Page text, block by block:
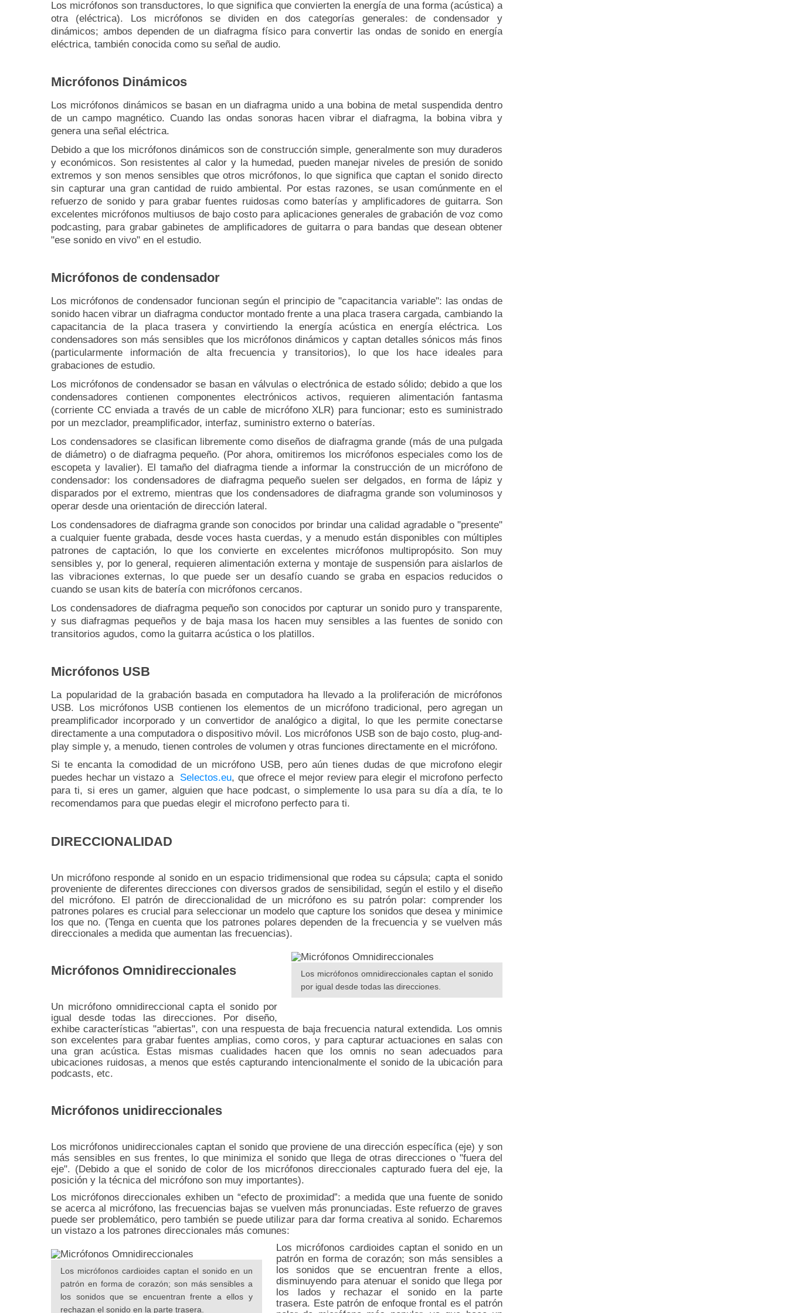
Los micrófonos son transductores, lo que significa que convierten la energía de una forma (acústica) a
otra (eléctrica). Los micrófonos se dividen en dos categorías generales: de condensador y
dinámicos; ambos dependen de un diafragma físico para convertir las ondas de sonido en energía
eléctrica, también conocida como su señal de audio.
Micrófonos Dinámicos
Los micrófonos dinámicos se basan en un diafragma unido a una bobina de metal suspendida dentro
de un campo magnético. Cuando las ondas sonoras hacen vibrar el diafragma, la bobina vibra y
genera una señal eléctrica.
Debido a que los micrófonos dinámicos son de construcción simple, generalmente son muy duraderos
y económicos. Son resistentes al calor y la humedad, pueden manejar niveles de presión de sonido
extremos y son menos sensibles que otros micrófonos, lo que significa que captan el sonido directo
sin capturar una gran cantidad de ruido ambiental. Por estas razones, se usan comúnmente en el
refuerzo de sonido y para grabar fuentes ruidosas como baterías y amplificadores de guitarra. Son
excelentes micrófonos multiusos de bajo costo para aplicaciones generales de grabación de voz como
podcasting, para grabar gabinetes de amplificadores de guitarra o para bandas que desean obtener
"ese sonido en vivo" en el estudio.
Micrófonos de condensador
Los micrófonos de condensador funcionan según el principio de "capacitancia variable": las ondas de
sonido hacen vibrar un diafragma conductor montado frente a una placa trasera cargada, cambiando la
capacitancia de la placa trasera y convirtiendo la energía acústica en energía eléctrica. Los
condensadores son más sensibles que los micrófonos dinámicos y captan detalles sónicos más finos
(particularmente información de alta frecuencia y transitorios), lo que los hace ideales para
grabaciones de estudio.
Los micrófonos de condensador se basan en válvulas o electrónica de estado sólido; debido a que los
condensadores contienen componentes electrónicos activos, requieren alimentación fantasma
(corriente CC enviada a través de un cable de micrófono XLR) para funcionar; esto es suministrado
por un mezclador, preamplificador, interfaz, suministro externo o baterías.
Los condensadores se clasifican libremente como diseños de diafragma grande (más de una pulgada
de diámetro) o de diafragma pequeño. (Por ahora, omitiremos los micrófonos especiales como los de
escopeta y lavalier). El tamaño del diafragma tiende a informar la construcción de un micrófono de
condensador: los condensadores de diafragma pequeño suelen ser delgados, en forma de lápiz y
disparados por el extremo, mientras que los condensadores de diafragma grande son voluminosos y
operar desde una orientación de dirección lateral.
Los condensadores de diafragma grande son conocidos por brindar una calidad agradable o "presente"
a cualquier fuente grabada, desde voces hasta cuerdas, y a menudo están disponibles con múltiples
patrones de captación, lo que los convierte en excelentes micrófonos multipropósito. Son muy
sensibles y, por lo general, requieren alimentación externa y montaje de suspensión para aislarlos de
las vibraciones externas, lo que puede ser un desafío cuando se graba en espacios reducidos o
cuando se usan kits de batería con micrófonos cercanos.
Los condensadores de diafragma pequeño son conocidos por capturar un sonido puro y transparente,
y sus diafragmas pequeños y de baja masa los hacen muy sensibles a las fuentes de sonido con
transitorios agudos, como la guitarra acústica o los platillos.
Micrófonos USB
La popularidad de la grabación basada en computadora ha llevado a la proliferación de micrófonos
USB. Los micrófonos USB contienen los elementos de un micrófono tradicional, pero agregan un
preamplificador incorporado y un convertidor de analógico a digital, lo que les permite conectarse
directamente a una computadora o dispositivo móvil. Los micrófonos USB son de bajo costo, plug-and-
play simple y, a menudo, tienen controles de volumen y otras funciones directamente en el micrófono.
Si te encanta la comodidad de un micrófono USB, pero aún tienes dudas de que microfono elegir
puedes hechar un vistazo a Selectos.eu, que ofrece el mejor review para elegir el microfono perfecto
para ti, si eres un gamer, alguien que hace podcast, o simplemente lo usa para su día a día, te lo
recomendamos para que puedas elegir el microfono perfecto para ti.
DIRECCIONALIDAD
Un micrófono responde al sonido en un espacio tridimensional que rodea su cápsula; capta el sonido
proveniente de diferentes direcciones con diversos grados de sensibilidad, según el estilo y el diseño
del micrófono. El patrón de direccionalidad de un micrófono es su patrón polar: comprender los
patrones polares es crucial para seleccionar un modelo que capture los sonidos que desea y minimice
los que no. (Tenga en cuenta que los patrones polares dependen de la frecuencia y se vuelven más
direccionales a medida que aumentan las frecuencias).
Los micrófonos omnidireccionales captan el sonido
por igual desde todas las direcciones.
Micrófonos Omnidireccionales
Un micrófono omnidireccional capta el sonido por
igual desde todas las direcciones. Por diseño,
exhibe características "abiertas", con una respuesta de baja frecuencia natural extendida. Los omnis
son excelentes para grabar fuentes amplias, como coros, y para capturar actuaciones en salas con
una gran acústica. Estas mismas cualidades hacen que los omnis no sean adecuados para
ubicaciones ruidosas, a menos que estés capturando intencionalmente el sonido de la ubicación para
podcasts, etc.
Micrófonos unidireccionales
Los micrófonos unidireccionales captan el sonido que proviene de una dirección específica (eje) y son
más sensibles en sus frentes, lo que minimiza el sonido que llega de otras direcciones o "fuera del
eje". (Debido a que el sonido de color de los micrófonos direccionales capturado fuera del eje, la
posición y la técnica del micrófono son muy importantes).
Los micrófonos direccionales exhiben un “efecto de proximidad”: a medida que una fuente de sonido
se acerca al micrófono, las frecuencias bajas se vuelven más pronunciadas. Este refuerzo de graves
puede ser problemático, pero también se puede utilizar para dar forma creativa al sonido. Echaremos
un vistazo a los patrones direccionales más comunes:
Los micrófonos cardioides captan el sonido en un
patrón en forma de corazón; son más sensibles a
los sonidos que se encuentran frente a ellos y
rechazan el sonido en la parte trasera.
Los micrófonos cardioides captan el sonido en un
patrón en forma de corazón; son más sensibles a
los sonidos que se encuentran frente a ellos,
disminuyendo para atenuar el sonido que llega por
los lados y rechazar el sonido en la parte
trasera. Este patrón de enfoque frontal es el patrón